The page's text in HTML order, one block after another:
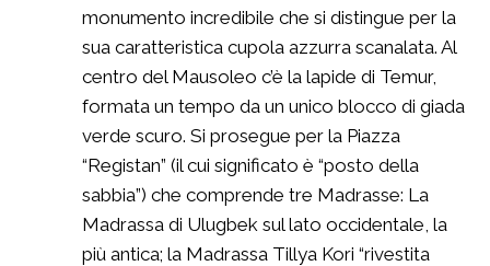
monumento incredibile che si distingue per la
sua caratteristica cupola azzurra scanalata. Al
centro del Mausoleo c’è la lapide di Temur,
formata un tempo da un unico blocco di giada
verde scuro. Si prosegue per la Piazza
“Registan” (il cui significato è “posto della
sabbia”) che comprende tre Madrasse: La
Madrassa di Ulugbek sul lato occidentale, la
più antica; la Madrassa Tillya Kori “rivestita